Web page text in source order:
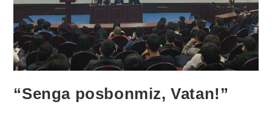
“Senga posbonmiz, Vatan!”